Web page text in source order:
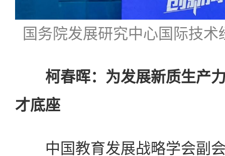
国务院发展研究中心国际技
柯春晖：为发展新质生产
才底座
中国教育发展战略学会副会